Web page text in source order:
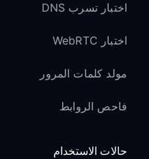
اختبار تسرب DNS
اختبار WebRTC
مولد كلمات المرور
فاحص الروابط
حالات الاستخدام